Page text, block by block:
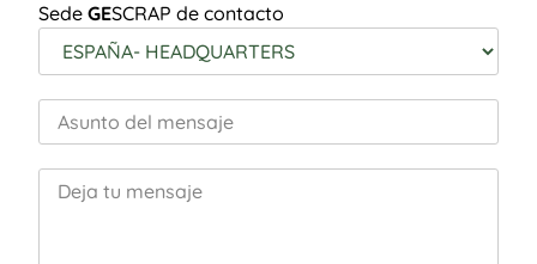
Sede GESCRAP de contacto